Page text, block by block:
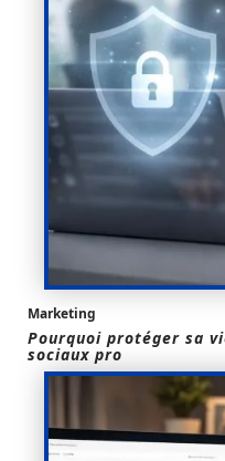
Marketing
Pourquoi protéger sa
sociaux pro